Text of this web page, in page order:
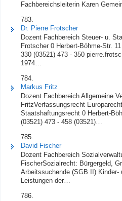
Fachbereichsleiterin Karen
783.
Dr. Pierre Frotscher
Dozent Fachbereich Steuer- u.
Frotscher 0 Herbert-Böhme-Str.
330 (03521) 473 - 350
1974…
784.
Markus Fritz
Dozent Fachbereich Allgemeine
FritzVerfassungsrecht
Staatshaftungsrecht 0 Herbert-
(03521) 473 - 458 (03521)…
785.
David Fischer
Dozent Fachbereich
FischerSozialrecht: Bürgergeld,
Arbeitssuchende (SGB II)
Leistungen der…
786.